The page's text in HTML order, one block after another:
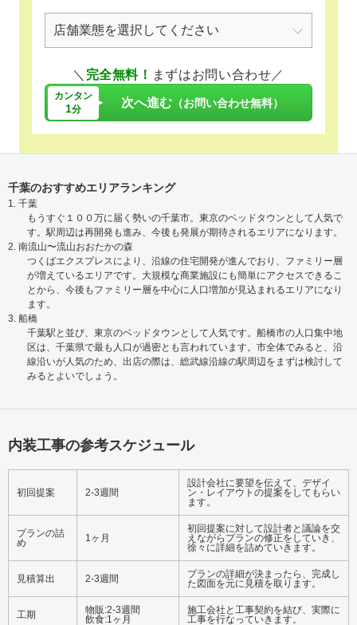
＼ 完全無料！ まずはお問い合わせ／
カンタン
1分 次へ進む （お問い合わせ無料）
千葉のおすすめエリアランキング
1. 千葉
もうすぐ１００万に届く勢いの千葉市。東京のベッドタウンとして人気で
す。駅周辺は再開発も進み、今後も発展が期待されるエリアになります。
2. 南流山〜流山おおたかの森
つくばエクスプレスにより、沿線の住宅開発が進んでおり、ファミリー層
が増えているエリアです。大規模な商業施設にも簡単にアクセスできるこ
とから、今後もファミリー層を中心に人口増加が見込まれるエリアになり
ます。
3. 船橋
千葉駅と並び、東京のベッドタウンとして人気です。船橋市の人口集中地
区は、千葉県で最も人口が過密とも言われています。市全体でみると、沿
線沿いが人気のため、出店の際は、総武線沿線の駅周辺をまずは検討して
みるとよいでしょう。
内装工事の参考スケジュール
初回提案 2-3週間
設計会社に要望を伝えて、デザイ
ン・レイアウトの提案をしてもらい
ます。
プランの詰
め
1ヶ月
初回提案に対して設計者と議論を交
えながらプランの修正をしていき、
徐々に詳細を詰めていきます。
見積算出 2-3週間
プランの詳細が決まったら、完成し
た図面を元に見積を取ります。
工期
物販:2-3週間
飲食:1ヶ月
施工会社と工事契約を結び、実際に
工事を行なっていきます。